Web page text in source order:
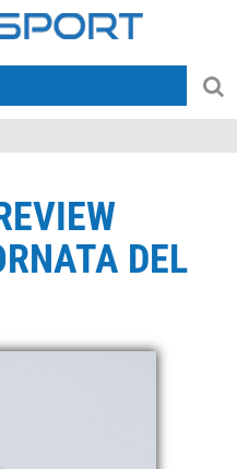
DEL